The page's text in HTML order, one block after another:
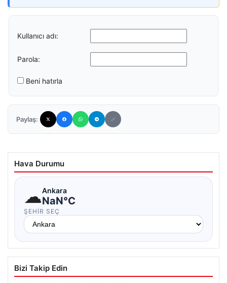
Kullanıcı adı:
Parola:
Beni hatırla
Paylaş:
Hava Durumu
☁Ankara
NaN°C
ŞEHIR SEÇ
Bizi Takip Edin